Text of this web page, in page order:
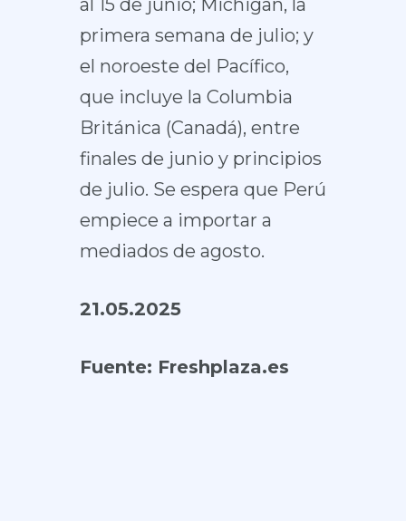
al 15 de junio; Michigan, la
primera semana de julio; y
el noroeste del Pacífico,
que incluye la Columbia
Británica (Canadá), entre
finales de junio y principios
de julio. Se espera que Perú
empiece a importar a
mediados de agosto.
21.05.2025
Fuente: Freshplaza.es